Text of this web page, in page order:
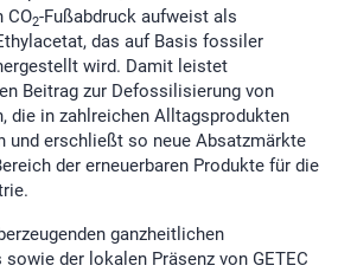
CO2-Fußabdruck aufweist als
das auf Basis fossiler
wird. Damit leistet
Beitrag zur Defossilisierung von
die in zahlreichen Alltagsprodukten
und erschließt so neue Absatzmärkte
der erneuerbaren Produkte für die
ganzheitlichen
der lokalen Präsenz von GETEC